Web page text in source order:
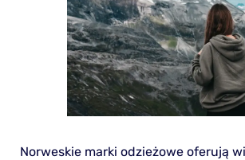
Norweskie marki odzieżowe oferują